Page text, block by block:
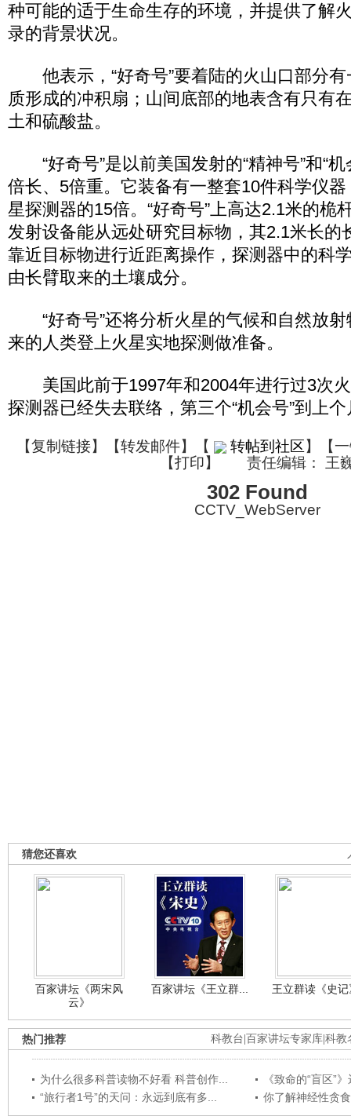
种可能的适于生命生存的环境，并提供了解
录的背景状况。
他表示，“好奇号”要着陆的火山口部分有
质形成的冲积扇；山间底部的地表含有只有
土和硫酸盐。
“好奇号”是以前美国发射的“精神号”和“机
倍长、5倍重。它装备有一整套10件科学仪
星探测器的15倍。“好奇号”上高达2.1米的桅
发射设备能从远处研究目标物，其2.1米长的
靠近目标物进行近距离操作，探测器中的科
由长臂取来的土壤成分。
“好奇号”还将分析火星的气候和自然放射
来的人类登上火星实地探测做准备。
美国此前于1997年和2004年进行过3次火
探测器已经失去联络，第三个“机会号”到上
【复制链接】【转发邮件】 【 转帖到社区】【
【打印】 责任编辑： 王
302 Found
CCTV_WebServer
猜您还喜欢
百家讲坛《两宋风
云》
百家讲坛《王立群... 王立群读《史
科教台 百家讲坛专家库 科教
热门推荐
为什么很多科普读物不好看 科普创作...
《致命的“盲区”
“旅行者1号”的天问：永远到底有多...
你了解神经性贪